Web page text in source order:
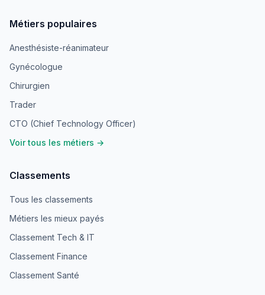
Métiers populaires
Anesthésiste-réanimateur
Gynécologue
Chirurgien
Trader
CTO (Chief Technology Officer)
Voir tous les métiers →
Classements
Tous les classements
Métiers les mieux payés
Classement Tech & IT
Classement Finance
Classement Santé